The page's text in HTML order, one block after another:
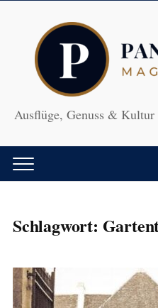
Ausflüge, Genuss & Kultur
Schlagwort: